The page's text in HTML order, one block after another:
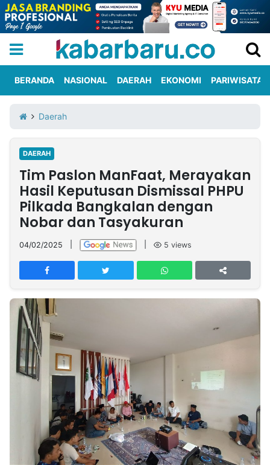
Iklan
Berita
Kami
Nasional
International
Olahraga
Entertainment
Daerah
Pariwisata
Kuliner
Kolom
Network
PT
TREETAN
MULTIMEDIA
INDONESIA
Partner
Insight
NTB
Suara
Time
Lens
IDN
Daily
Jogja
Jalan
Rakyat
Idealita
News
Kita
Notice
Radar
Baru
Seedbacklink
BERANDA NASIONAL DAERAH EKONOMI PARIWISATA
Daerah
DAERAH
Tim Paslon ManFaat, Merayakan
Hasil Keputusan Dismissal PHPU
Pilkada Bangkalan dengan
Nobar dan Tasyakuran
04/02/2025 5 views